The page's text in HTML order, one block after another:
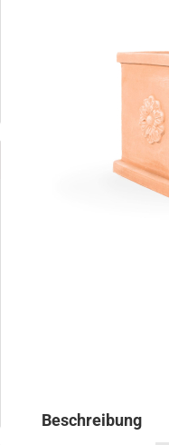
Beschreibung